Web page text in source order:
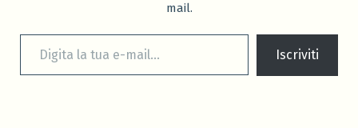
mail.
Digita la tua e-mail...
Iscriviti